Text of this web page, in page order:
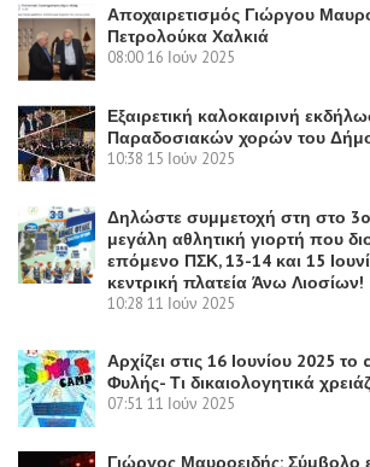
Αποχαιρετισμός Γιώργου
Πετρολούκα Χαλκιά
08:0016 Ιούν 2025
Εξαιρετική καλοκαιρινή
Παραδοσιακών χορών του
10:38 15 Ιούν 2025
Δηλώστε συμμετοχή στη στο
μεγάλη αθλητική γιορτή που
επόμενο ΠΣΚ, 13-14 και 15
κεντρική πλατεία Άνω Λιοσίων!
10:28 11 Ιούν 2025
Αρχίζει στις 16 Ιουνίου 2025
Φυλής- Τι δικαιολογητικά
07:51 11 Ιούν 2025
Γιώργος Μαυροειδής: Σύμβολο